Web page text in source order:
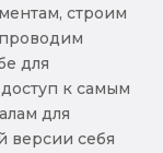
строим
для
к самым
для
версии себя